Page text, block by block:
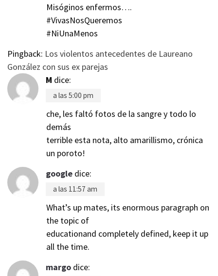
Misóginos enfermos….
#VivasNosQueremos
#NiUnaMenos
Pingback: Los violentos antecedentes de Laureano
González con sus ex parejas
M dice:
a las 5:00 pm
che, les faltó fotos de la sangre y todo lo
demás
terrible esta nota, alto amarillismo, crónica
un poroto!
google dice:
a las 11:57 am
What’s up mates, its enormous paragraph on
the topic of
educationand completely defined, keep it up
all the time.
margo dice: